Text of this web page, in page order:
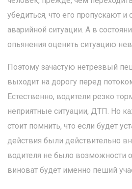
убедиться, что его пропускают и
аварийной ситуации. А в
опьянения оценить ситуацию
Поэтому зачастую нетрезвый
выходит на дорогу перед
Естественно, водители резко
неприятные ситуации, ДТП. Но
стоит помнить, что если будет
действия были действительно
водителя не было возможности
виноват будет именно пеший